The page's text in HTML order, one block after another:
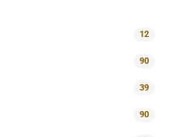
12
90
39
90